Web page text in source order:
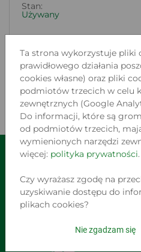
Stan:
Używany
1 2 ... 35
Odstąp od umowy
TUTAJ
Ta strona wykorzystuje pliki
prawidłowego działania
cookies własne) oraz pliki
podmiotów trzecich w celu
zewnętrznych (Google
Do informacji, które są
od podmiotów trzecich,
wymienionych narzędzi
więcej: polityka prywatności.
Czy wyrażasz zgodę na
uzyskiwanie dostępu do
plikach cookies?
Nie zgadzam się